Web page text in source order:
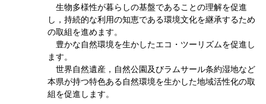
生物多様性が暮らしの基盤であることの理解を促進
し，持続的な利用の知恵である環境文化を継承するため
の取組を進めます。
豊かな自然環境を生かしたエコ・ツーリズムを促進し
ます。
世界自然遺産，自然公園及びラムサール条約湿地など
本県が持つ特色ある自然環境を生かした地域活性化の取
組を促進します。